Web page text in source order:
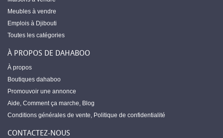
Meubles à vendre
Emplois à Djibouti
Toutes les catégories
À PROPOS DE DAHABOO
À propos
Boutiques dahaboo
Promouvoir une annonce
Aide, Comment ça marche, Blog
Conditions générales de vente, Politique de confidentialité
CONTACTEZ-NOUS